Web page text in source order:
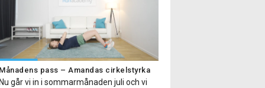
Månadens pass – Amandas cirkelstyrka
Nu går vi in i sommarmånaden juli och vi